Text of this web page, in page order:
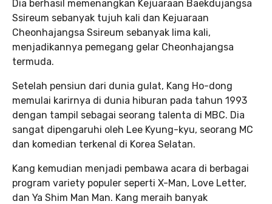
Dia berhasil memenangkan Kejuaraan Baekdujangsa
Ssireum sebanyak tujuh kali dan Kejuaraan
Cheonhajangsa Ssireum sebanyak lima kali,
menjadikannya pemegang gelar Cheonhajangsa
termuda.
Setelah pensiun dari dunia gulat, Kang Ho-dong
memulai karirnya di dunia hiburan pada tahun 1993
dengan tampil sebagai seorang talenta di MBC. Dia
sangat dipengaruhi oleh Lee Kyung-kyu, seorang MC
dan komedian terkenal di Korea Selatan.
Kang kemudian menjadi pembawa acara di berbagai
program variety populer seperti X-Man, Love Letter,
dan Ya Shim Man Man. Kang meraih banyak